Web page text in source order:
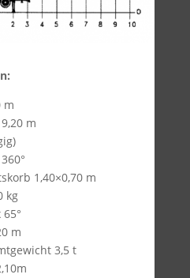
m
m
1,40×0,70 m
kg
m
3,5 t